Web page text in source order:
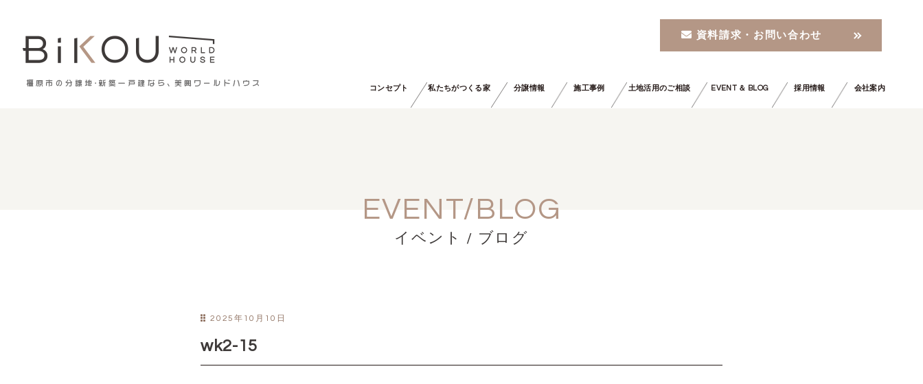
資料請求・お問い合わせ
コンセプト 私たちがつくる家 分譲情報 施工事例 土地活用のご相談 EVENT ＆ BLOG 採用情報 会社案内
EVENT/BLOG
イベント / ブログ
2025年10月10日
wk2-15